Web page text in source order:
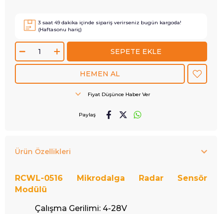
3 saat 49 dakika içinde sipariş verirseniz bugün kargoda!
(Haftasonu hariç)
Fiyat Düşünce Haber Ver
Paylaş
Ürün Özellikleri
RCWL-0516 Mikrodalga Radar Sensör
Modülü
Çalışma Gerilimi: 4-28V